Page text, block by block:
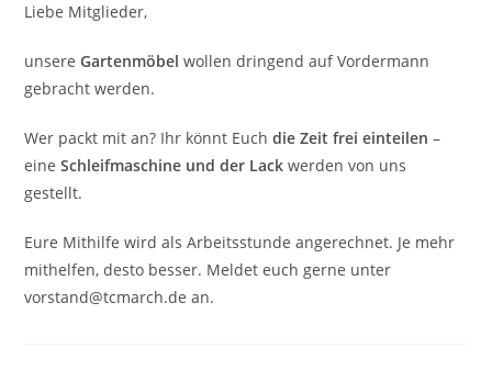
Liebe Mitglieder,
unsereGartenmöbel wollen dringend auf Vordermann
gebracht werden.
Wer packt mit an? Ihr könnt Euchdie Zeit frei einteilen –
eineSchleifmaschine und der Lack werden von uns
gestellt.
Eure Mithilfe wird als Arbeitsstunde angerechnet. Je mehr
mithelfen, desto besser. Meldet euch gerne unter
vorstand@tcmarch.de an.